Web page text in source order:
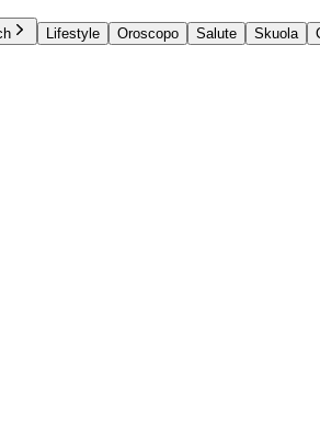
Lifestyle Oroscopo Salute Skuola